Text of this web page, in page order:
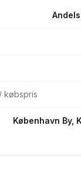
oprindeligt med
men væggen
og soveværelse)
købspris
København By,